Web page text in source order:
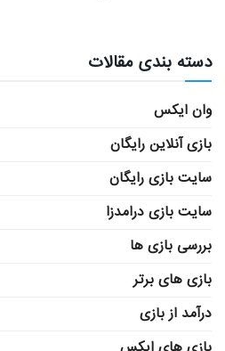
دسته بندی مقالات
وان ایکس
بازی آنلاین رایگان
سایت بازی رایگان
سایت بازی درامدزا
بررسی بازی ها
بازی های برتر
درآمد از بازی